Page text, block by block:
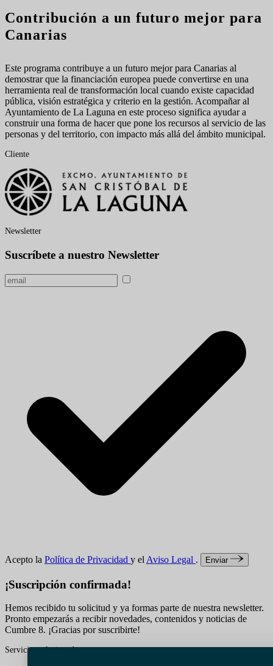
Contribución a un futuro mejor para
Canarias
Este programa contribuye a un futuro mejor para Canarias al
demostrar que la financiación europea puede convertirse en una
herramienta real de transformación local cuando existe capacidad
pública, visión estratégica y criterio en la gestión. Acompañar al
Ayuntamiento de La Laguna en este proceso significa ayudar a
construir una forma de hacer que pone los recursos al servicio de las
personas y del territorio, con impacto más allá del ámbito municipal.
Cliente
Newsletter
Suscríbete a nuestro Newsletter
Acepto la Política de Privacidad y el Aviso Legal . Enviar
¡Suscripción confirmada!
Hemos recibido tu solicitud y ya formas parte de nuestra newsletter.
Pronto empezarás a recibir novedades, contenidos y noticias de
Cumbre 8. ¡Gracias por suscribirte!
Servicios relacionados